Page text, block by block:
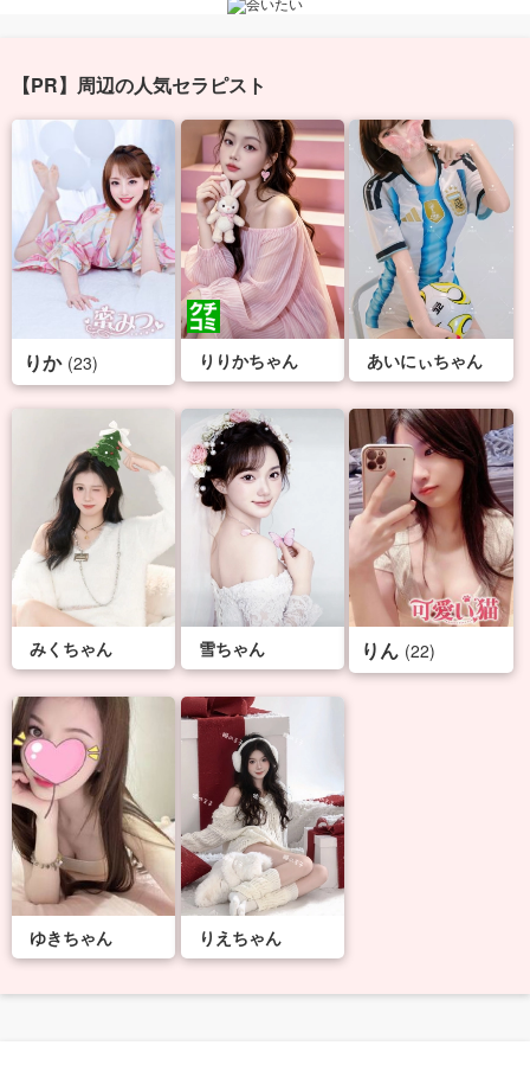
【PR】周辺の人気セラピスト
りか (23) りりかちゃん あいにぃちゃん
みくちゃん 雪ちゃん りん (22)
ゆきちゃん りえちゃん